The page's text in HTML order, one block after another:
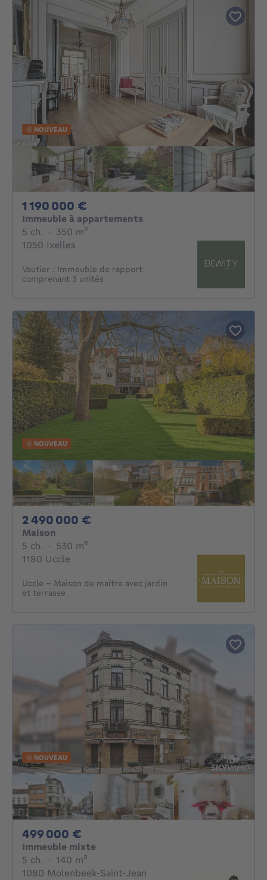
NOUVEAU
1 190 000 €
Immeuble à appartements
5 ch. 5 chambres
· 350 m²
1050 Ixelles
Vautier : Immeuble de rapport
comprenant 3 unités
NOUVEAU
2 490 000 €
Maison
5 ch. 5 chambres
· 530 m²
1180 Uccle
Uccle – Maison de maître avec jardin
et terrasse
NOUVEAU
499 000 €
Immeuble mixte
5 ch. 5 chambres
· 140 m²
1080 Molenbeek-Saint-Jean